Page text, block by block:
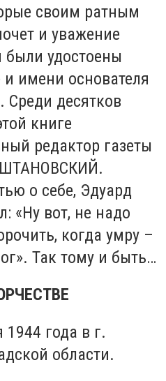
своим ратным
и уважение
были удостоены
имени основателя
Среди десятков
книге
редактор газеты
о себе, Эдуард
«Ну вот, не надо
когда умру –
Так тому и быть…
года в г.
области.